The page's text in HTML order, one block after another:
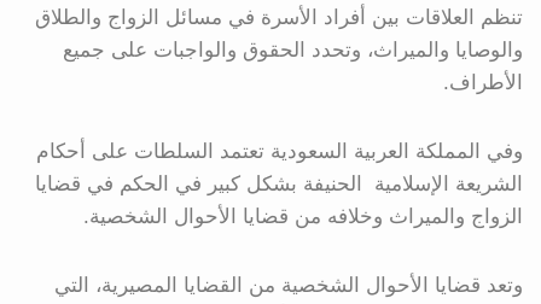
تنظم العلاقات بين أفراد الأسرة في مسائل الزواج والطلاق
والوصايا والميراث، وتحدد الحقوق والواجبات على جميع
الأطراف.
وفي المملكة العربية السعودية تعتمد السلطات على أحكام
الشريعة الإسلامية الحنيفة بشكل كبير في الحكم في قضايا
الزواج والميراث وخلافه من قضايا الأحوال الشخصية.
وتعد قضايا الأحوال الشخصية من القضايا المصيرية، التي